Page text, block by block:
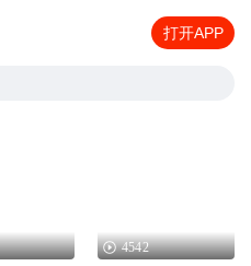
打开APP
4542